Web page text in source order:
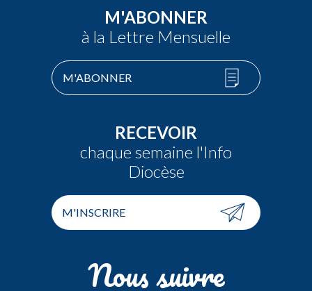
M'ABONNER
à la Lettre Mensuelle
M'ABONNER
RECEVOIR
chaque semaine l'Info
Diocèse
M'INSCRIRE
Nous suivre